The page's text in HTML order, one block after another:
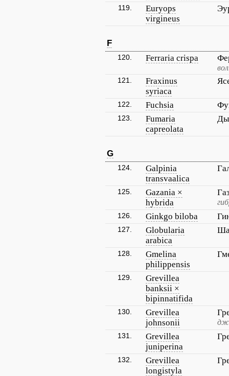
119.
Euryops
virgineus
F
120. Ferraria crispa
121.
Fraxinus
syriaca
122. Fuchsia
123.
Fumaria
capreolata
G
124.
Galpinia
transvaalica
125.
Gazania ×
hybrida
126. Ginkgo biloba
127.
Globularia
arabica
128.
Gmelina
philippensis
129.
Grevillea
banksii ×
bipinnatifida
130.
Grevillea
johnsonii
131.
Grevillea
juniperina
132.
Grevillea
longistyla